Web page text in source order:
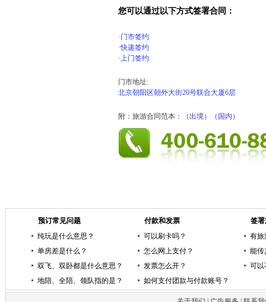
您可以通过以下方式签署合同：
·门市签约
·快递签约
·上门签约
门市地址:
北京朝阳区朝外大街20号联合大厦6层
附：旅游合同范本： （出境） （国内）